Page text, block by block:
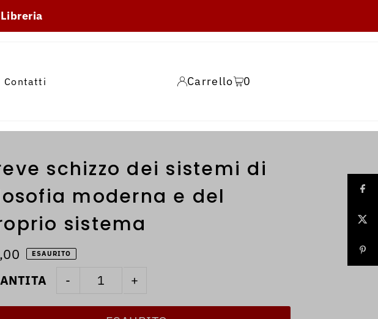
Contatti Carrello 0
schizzo dei sistemi di
moderna e del
sistema
ESAURITO
- +